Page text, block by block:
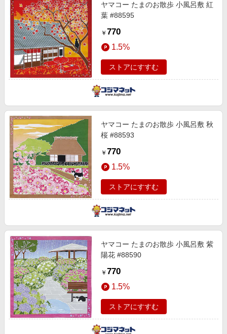
ヤマコー たまのお散歩 小風呂敷 紅
葉 #88595
￥ 770
1.5%
ストアにすすむ
ヤマコー たまのお散歩 小風呂敷 秋
桜 #88593
￥ 770
1.5%
ストアにすすむ
ヤマコー たまのお散歩 小風呂敷 紫
陽花 #88590
￥ 770
1.5%
ストアにすすむ